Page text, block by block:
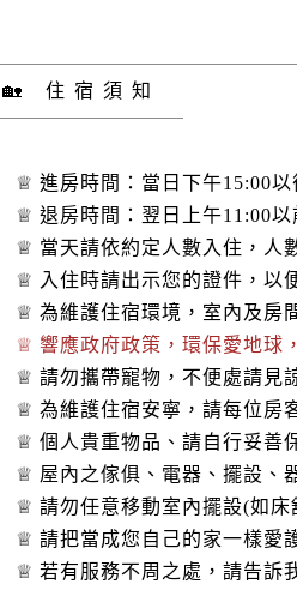
🏡 住宿須知
♕ 進房時間：當日下午15:00以
♕ 退房時間：翌日上午11:00以
♕ 當天請依約定人數入住，人
♕ 入住時請出示您的證件，以
♕ 為維護住宿環境，室內及房
♕ 響應政府政策，環保愛地球
♕ 請勿攜帶寵物，不便處請見
♕ 為維護住宿安寧，請每位房
♕ 個人貴重物品、請自行妥善
♕ 屋內之傢俱、電器、擺設、
♕ 請勿任意移動室內擺設(如床
♕ 請把當成您自己的家一樣愛
♕ 若有服務不周之處，請告訴